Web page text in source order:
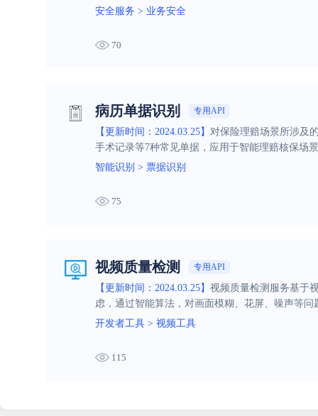
安全服务 > 业务安全
70
病历单据识别 专用API
【更新时间：2024.03.25】 对保险理赔场景所涉及
手术记录等7种常见单据，应用于智能理赔核保场
智能识别 > 票据识别
75
视频质量检测 专用API
【更新时间：2024.03.25】 视频质量检测服务基于
虑，通过智能算法，对画面模糊、花屏、噪声等
开发者工具 > 视频工具
115